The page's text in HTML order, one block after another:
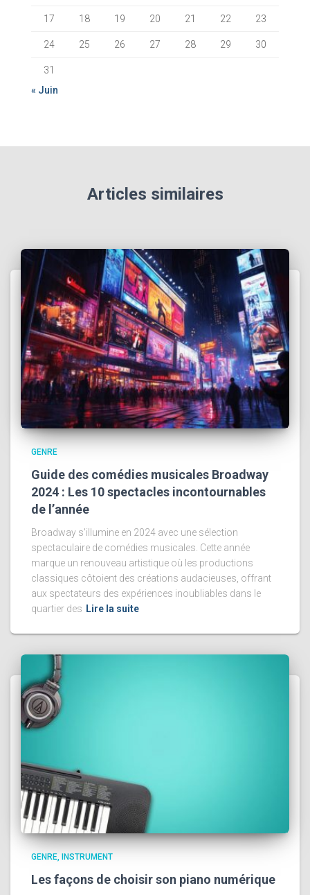
17 18 19 20 21 22 23
24 25 26 27 28 29 30
31
« Juin
Articles similaires
GENRE
Guide des comédies musicales Broadway
2024 : Les 10 spectacles incontournables
de l’année
Broadway s'illumine en 2024 avec une sélection
spectaculaire de comédies musicales. Cette année
marque un renouveau artistique où les productions
classiques côtoient des créations audacieuses, offrant
aux spectateurs des expériences inoubliables dans le
quartier des Lire la suite
GENRE INSTRUMENT
Les façons de choisir son piano numérique